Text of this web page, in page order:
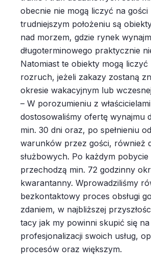
obecnie nie mogą liczyć na gości
trudniejszym położeniu są
nad morzem, gdzie rynek
długoterminowego praktycznie
Natomiast te obiekty mogą
rozruch, jeżeli zakazy zostaną
okresie wakacyjnym lub
– W porozumieniu z właścicielami
dostosowaliśmy ofertę wynajmu
min. 30 dni oraz, po spełnieniu
warunków przez gości, również
służbowych. Po każdym pobycie
przechodzą min. 72 godzinny
kwarantanny. Wprowadziliśmy
bezkontaktowy proces obsługi
zdaniem, w najbliższej
tacy jak my powinni skupić się na
profesjonalizacji swoich usług,
procesów oraz większym.